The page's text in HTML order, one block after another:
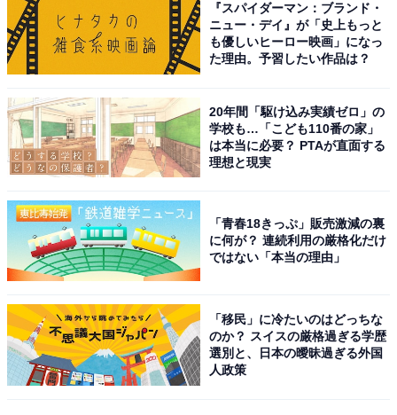
Marni（マルニ）バッグ・財布2点セット（出典：Amazon）
＞Amazonのページで見る
『スパイダーマン：ブランド・
ニュー・デイ』が「史上もっと
も優しいヒーロー映画」になっ
た理由。予習したい作品は？
20年間「駆け込み実績ゼロ」の
学校も…「こども110番の家」
は本当に必要？ PTAが直面する
理想と現実
「青春18きっぷ」販売激減の裏
に何が？ 連続利用の厳格化だけ
ではない「本当の理由」
「移民」に冷たいのはどっちな
のか？ スイスの厳格過ぎる学歴
選別と、日本の曖昧過ぎる外国
人政策